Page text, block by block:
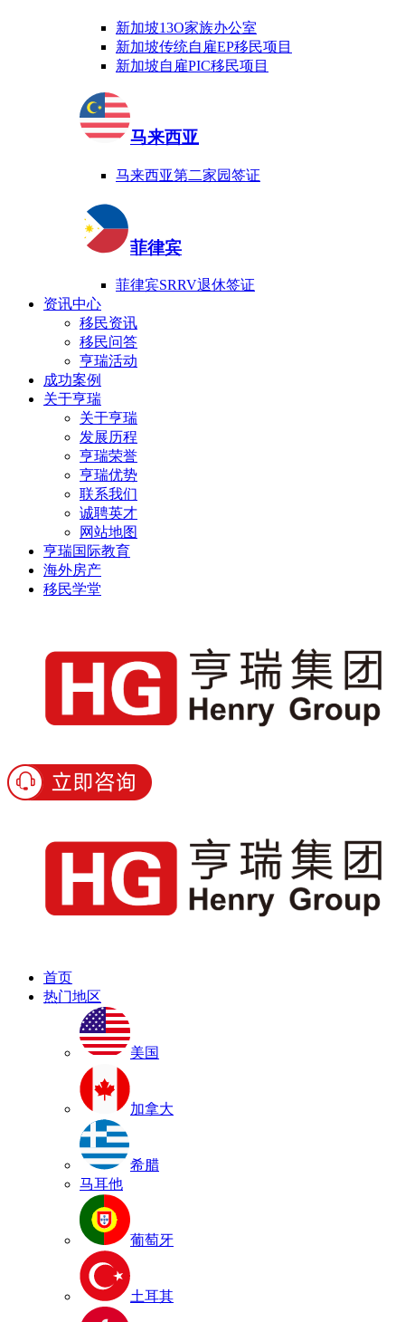
新加坡13O家族办公室
新加坡传统自雇EP移民项目
新加坡自雇PIC移民项目
马来西亚
马来西亚第二家园签证
菲律宾
菲律宾SRRV退休签证
资讯中心
移民资讯
移民问答
亨瑞活动
成功案例
关于亨瑞
关于亨瑞
发展历程
亨瑞荣誉
亨瑞优势
联系我们
诚聘英才
网站地图
亨瑞国际教育
海外房产
移民学堂
首页
热门地区
美国
加拿大
希腊
马耳他
葡萄牙
土耳其